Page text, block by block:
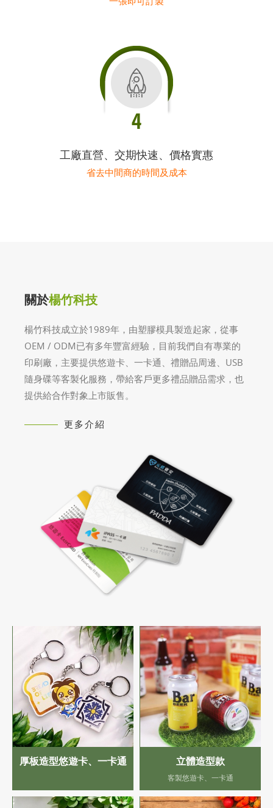
工廠直營、交期快速、價格實惠
省去中間商的時間及成本
關於楊竹科技
楊竹科技成立於1989年，由塑膠模具製造起家，從事
OEM / ODM已有多年豐富經驗，目前我們自有專業的
印刷廠，主要提供悠遊卡、一卡通、禮贈品周邊、USB
隨身碟等客製化服務，帶給客戶更多禮品贈品需求，也
提供給合作對象上市販售。
更多介紹
厚板造型悠遊卡、一卡通 立體造型款
客製悠遊卡、一卡通